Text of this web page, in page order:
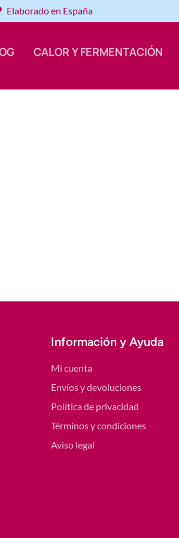
Elaborado en España
CALOR Y FERMENTACIÓN
Información y Ayuda
Mi cuenta
Envíos y devoluciones
Política de privacidad
Términos y condiciones
Aviso legal